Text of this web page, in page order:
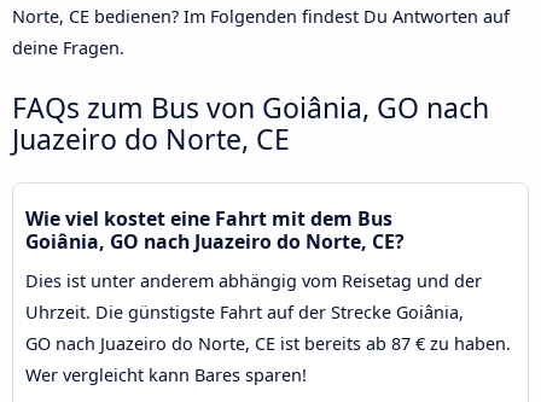
Norte, CE bedienen? Im Folgenden findest Du Antworten auf
deine Fragen.
FAQs zum Bus von Goiânia, GO nach
Juazeiro do Norte, CE
Wie viel kostet eine Fahrt mit dem Bus
Goiânia, GO nach Juazeiro do Norte, CE?
Dies ist unter anderem abhängig vom Reisetag und der
Uhrzeit. Die günstigste Fahrt auf der Strecke Goiânia,
GO nach Juazeiro do Norte, CE ist bereits ab 87 € zu haben.
Wer vergleicht kann Bares sparen!